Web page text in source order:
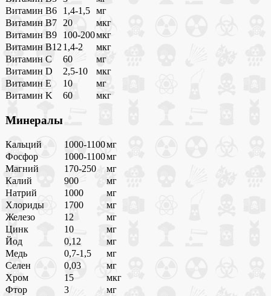
Витамин B6
1,4-1,5 мг
Витамин B7 20
мкг
Витамин B9
100-200мкг
Витамин B121,4-2
мкг
Витамин C
60
мг
Витамин D
2,5-10
мкг
Витамин E
10
мг
Витамин K
60 мкг
Минералы
Кальций 1000-1100мг
Фосфор
1000-1100мг
Магний
170-250
мг
Калий
900
мг
Натрий
1000
мг
Хлориды
1700
мг
Железо
12
мг
Цинк
10
мг
Йод
0,12
мг
Медь
0,7-1,5
мг
Селен
0,03
мг
Хром
15
мкг
Фтор
3 мг